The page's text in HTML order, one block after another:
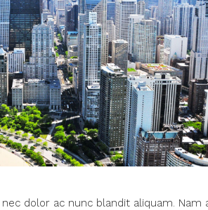
dolor ac nunc blandit aliquam. Nam